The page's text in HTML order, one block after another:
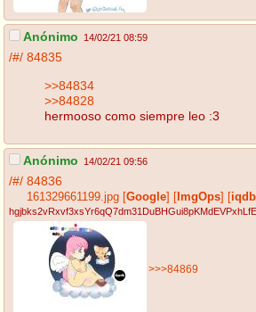
Anónimo 14/02/21 08:59
/#/ 84835
>>84834
>>84828
hermooso como siempre leo :3
Anónimo 14/02/21 09:56
/#/ 84836
161329661199.jpg Google ImgOps iqdb
>>>84869